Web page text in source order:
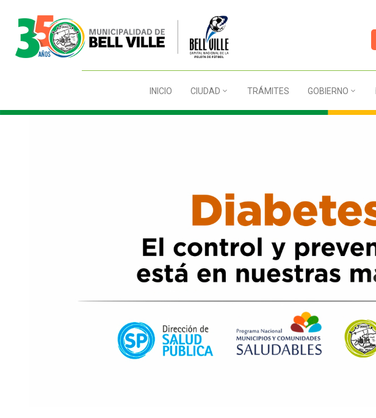
INICIO CIUDAD TRÁMITES GOBIERNO